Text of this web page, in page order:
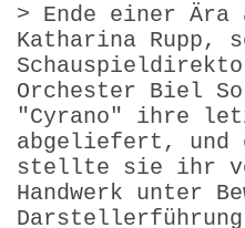
> Ende einer Ära
Katharina Rupp,
Orchester Biel
"Cyrano" ihre
abgeliefert, und
stellte sie ihr
Handwerk unter